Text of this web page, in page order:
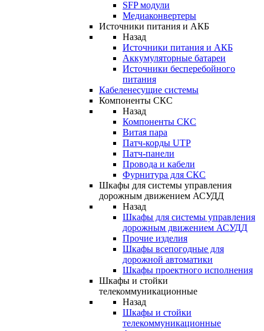
SFP модули
Медиаконвертеры
Источники питания и АКБ
Назад
Источники питания и АКБ
Аккумуляторные батареи
Источники бесперебойного
питания
Кабеленесущие системы
Компоненты СКС
Назад
Компоненты СКС
Витая пара
Патч-корды UTP
Патч-панели
Провода и кабели
Фурнитура для СКС
Шкафы для системы управления
дорожным движением АСУДД
Назад
Шкафы для системы управления
дорожным движением АСУДД
Прочие изделия
Шкафы всепогодные для
дорожной автоматики
Шкафы проектного исполнения
Шкафы и стойки
телекоммуникационные
Назад
Шкафы и стойки
телекоммуникационные